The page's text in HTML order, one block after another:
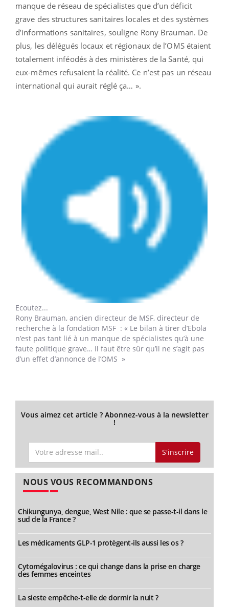
manque de réseau de spécialistes que d’un déficit
grave des structures sanitaires locales et des systèmes
d’informations sanitaires, souligne Rony Brauman. De
plus, les délégués locaux et régionaux de l’OMS étaient
totalement inféodés à des ministères de la Santé, qui
eux-mêmes refusaient la réalité. Ce n’est pas un réseau
international qui aurait réglé ça… ».
Ecoutez...
Rony Brauman, ancien directeur de MSF, directeur de
recherche à la fondation MSF : « Le bilan à tirer d’Ebola
n’est pas tant lié à un manque de spécialistes qu’à une
faute politique grave… Il faut être sûr qu’il ne s’agit pas
d’un effet d’annonce de l’OMS »
Vous aimez cet article ? Abonnez-vous à la newsletter
!
S'inscrire
NOUS VOUS RECOMMANDONS
Chikungunya, dengue, West Nile : que se passe-t-il dans le
sud de la France ?
Les médicaments GLP-1 protègent-ils aussi les os ?
Cytomégalovirus : ce qui change dans la prise en charge
des femmes enceintes
La sieste empêche-t-elle de dormir la nuit ?